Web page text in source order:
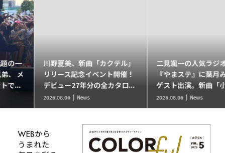
川野夏美、新曲「カクテル」
リリース記念イベント開催！
デビュー27年分の全カタロ...
News
二見颯一の人気ラジオ番組
『やまステ』に葉月みなみが
ゲスト出演。新曲「小樽終...
News